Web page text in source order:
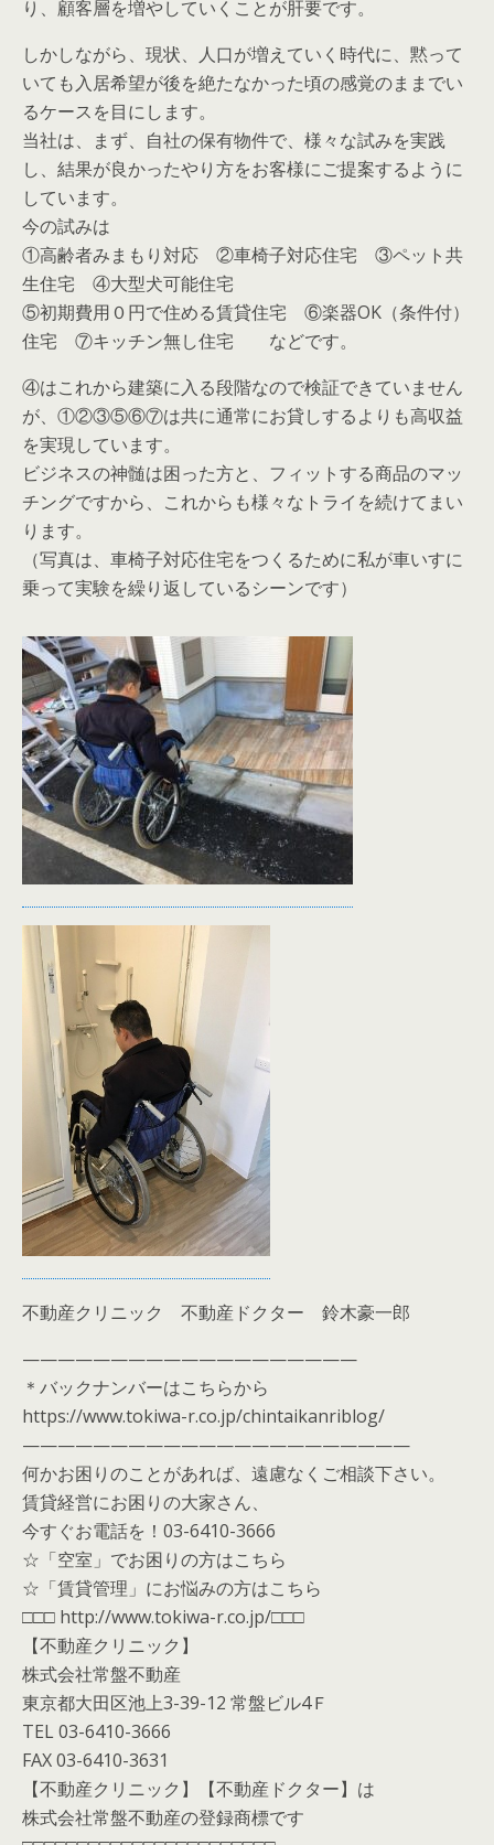
り、顧客層を増やしていくことが肝要です。
しかしながら、現状、人口が増えていく時代に、黙って
いても入居希望が後を絶たなかった頃の感覚のままでい
るケースを目にします。
当社は、まず、自社の保有物件で、様々な試みを実践
し、結果が良かったやり方をお客様にご提案するように
しています。
今の試みは
①高齢者みまもり対応 ②車椅子対応住宅 ③ペット共
生住宅 ④大型犬可能住宅
⑤初期費用０円で住める賃貸住宅 ⑥楽器OK（条件付）
住宅 ⑦キッチン無し住宅 などです。
④はこれから建築に入る段階なので検証できていません
が、①②③⑤⑥⑦は共に通常にお貸しするよりも高収益
を実現しています。
ビジネスの神髄は困った方と、フィットする商品のマッ
チングですから、これからも様々なトライを続けてまい
ります。
（写真は、車椅子対応住宅をつくるために私が車いすに
乗って実験を繰り返しているシーンです）
不動産クリニック 不動産ドクター 鈴木豪一郎
———————————————————
＊バックナンバーはこちらから
https://www.tokiwa-r.co.jp/chintaikanriblog/
——————————————————————
何かお困りのことがあれば、遠慮なくご相談下さい。
賃貸経営にお困りの大家さん、
今すぐお電話を！03-6410-3666
☆「空室」でお困りの方はこちら
☆「賃貸管理」にお悩みの方はこちら
□□□ http://www.tokiwa-r.co.jp/□□□
【不動産クリニック】
株式会社常盤不動産
東京都大田区池上3-39-12 常盤ビル4Ｆ
TEL 03-6410-3666
FAX 03-6410-3631
【不動産クリニック】【不動産ドクター】は
株式会社常盤不動産の登録商標です